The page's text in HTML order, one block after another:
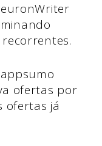
ofertas por
ofertas já